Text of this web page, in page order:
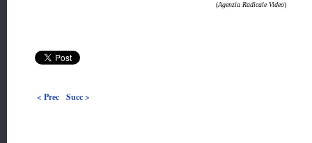
(Agenzia Radicale Video)
< Prec Succ >